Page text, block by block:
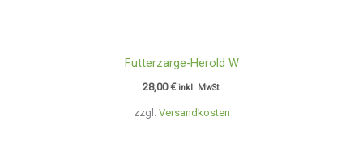
zzgl. Versandkosten
Futterzarge-Herold W
28,00€ inkl. MwSt.